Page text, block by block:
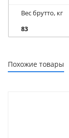
Вес брутто, кг
83
Похожие товары